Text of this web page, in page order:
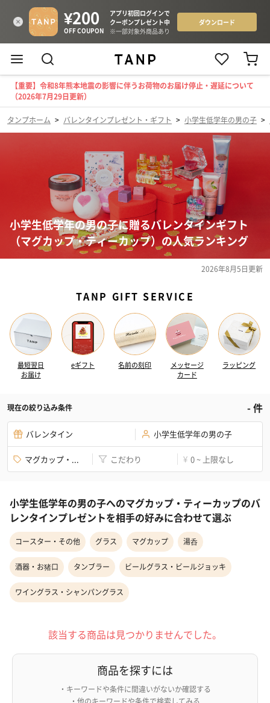
【重要】令和8年熊本地震の影響に伴うお荷物のお届け停止・遅延について
（2026年7月29日更新）
タンプホーム > バレンタインプレゼント・ギフト > 小学生低学年の男の子 >
小学生低学年の男の子に贈るバレンタインギフト
（マグカップ・ティーカップ）の人気ランキング
2026年8月5日更新
TANP GIFT SERVICE
最短翌日
お届け
eギフト 名前の刻印
メッセージ
カード
ラッピング
現在の絞り込み条件 -件
バレンタイン 小学生低学年の男の子
マグカップ・... こだわり ¥ 0 ~ 上限なし
小学生低学年の男の子へのマグカップ・ティーカップのバ
レンタインプレゼントを相手の好みに合わせて選ぶ
コースター・その他 グラス マグカップ 湯呑
酒器・お猪口 タンブラー ビールグラス・ビールジョッキ
ワイングラス・シャンパングラス
該当する商品は見つかりませんでした。
商品を探すには
・キーワードや条件に間違いがないか確認する